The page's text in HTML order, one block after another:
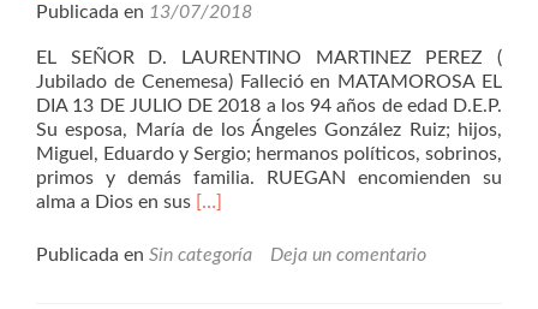
Publicada en 13/07/2018
EL SEÑOR D. LAURENTINO MARTINEZ PEREZ (
Jubilado de Cenemesa) Falleció en MATAMOROSA EL
DIA 13 DE JULIO DE 2018 a los 94 años de edad D.E.P.
Su esposa, María de los Ángeles González Ruiz; hijos,
Miguel, Eduardo y Sergio; hermanos políticos, sobrinos,
primos y demás familia. RUEGAN encomienden su
alma a Dios en sus Leer
Martínez
[…]
Publicada en Sin categoría Deja un comentario